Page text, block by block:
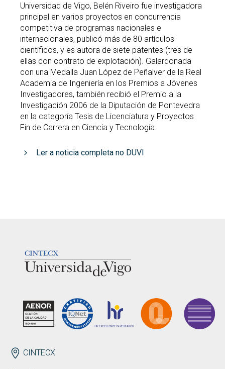
Universidad de Vigo, Belén Riveiro fue investigadora
principal en varios proyectos en concurrencia
competitiva de programas nacionales e
internacionales, publicó más de 80 artículos
científicos, y es autora de siete patentes (tres de
ellas con contrato de explotación). Galardonada
con una Medalla Juan López de Peñalver de la Real
Academia de Ingeniería en los Premios a Jóvenes
Investigadores, también recibió el Premio a la
Investigación 2006 de la Diputación de Pontevedra
en la categoría Tesis de Licenciatura y Proyectos
Fin de Carrera en Ciencia y Tecnología.
Ler a noticia completa no DUVI
ENDEREZO
CINTECX